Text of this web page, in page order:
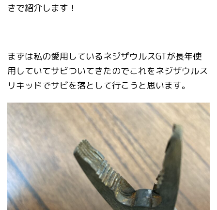
きで紹介します！
まずは私の愛用しているネジザウルスGTが長年使
用していてサビついてきたのでこれをネジザウルス
リキッドでサビを落として行こうと思います。